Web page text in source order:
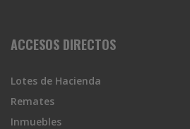
ACCESOS DIRECTOS
Lotes de Hacienda
Remates
Inmuebles